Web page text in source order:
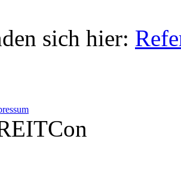
sich hier: